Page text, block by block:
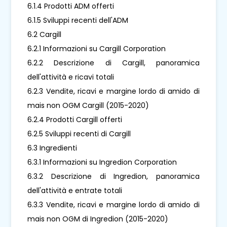
6.1.4 Prodotti ADM offerti
6.1.5 Sviluppi recenti dell'ADM
6.2 Cargill
6.2.1 Informazioni su Cargill Corporation
6.2.2 Descrizione di Cargill, panoramica
dell'attività e ricavi totali
6.2.3 Vendite, ricavi e margine lordo di amido di
mais non OGM Cargill (2015-2020)
6.2.4 Prodotti Cargill offerti
6.2.5 Sviluppi recenti di Cargill
6.3 Ingredienti
6.3.1 Informazioni su Ingredion Corporation
6.3.2 Descrizione di Ingredion, panoramica
dell'attività e entrate totali
6.3.3 Vendite, ricavi e margine lordo di amido di
mais non OGM di Ingredion (2015-2020)